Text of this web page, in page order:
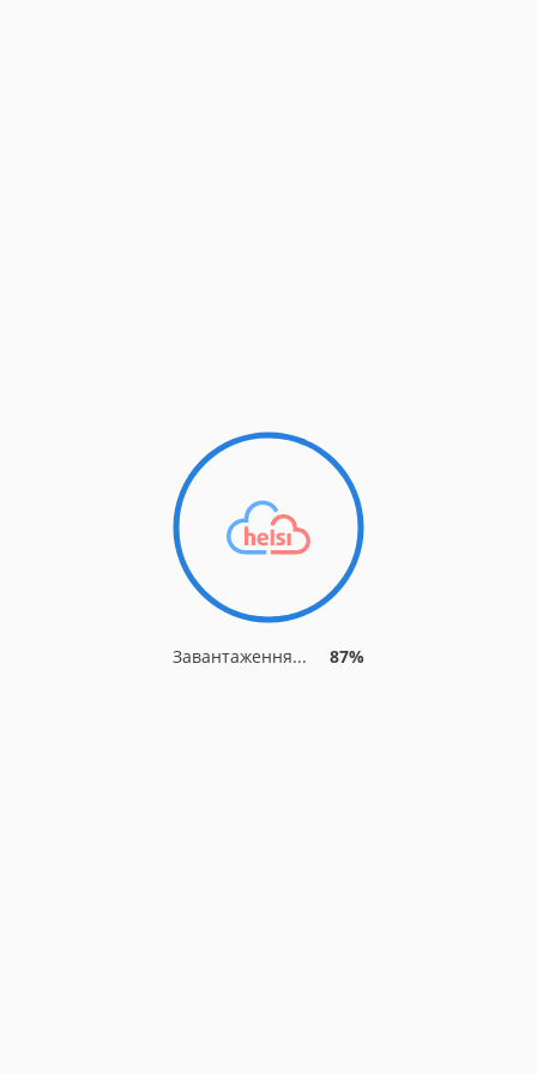
Завантаження... 87%